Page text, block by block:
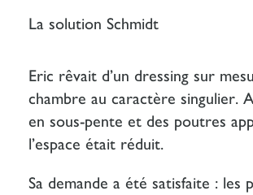
La solution Schmidt
Eric rêvait d’un dressing sur
chambre au caractère singulier.
en sous-pente et des poutres
l’espace était réduit.
Sa demande a été satisfaite : les